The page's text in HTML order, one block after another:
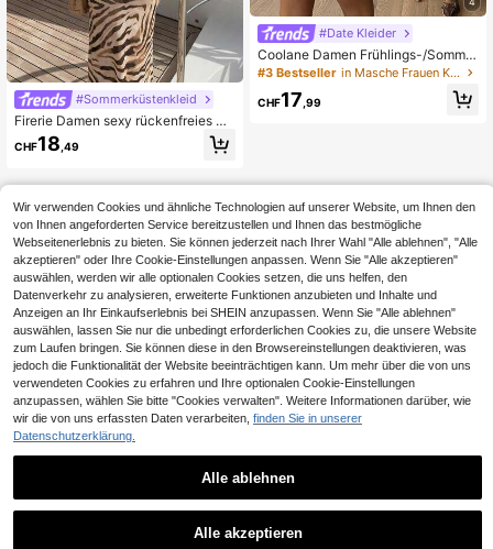
#Sommerküstenkleid
Firerie Damen sexy rückenfreies Bo
dycon-Kleid mit Perlenverzierung u
nd Zebra-Muster-Mesh, geeignet f
CHF18 ,49
#Date Kleider
Coolane Damen Frühlings-/Sommer
Konzert Outfit Party Streetwear Y2
Spitze Rüschen V-Ausschnitt Neck
#3 Bestseller in Masche Frauen Kleider
CHF17 ,99
Wir verwenden Cookies und ähnliche Technologien auf unserer Website, um Ihnen den
von Ihnen angeforderten Service bereitzustellen und Ihnen das bestmögliche
Webseitenerlebnis zu bieten. Sie können jederzeit nach Ihrer Wahl "Alle ablehnen", "Alle
akzeptieren" oder Ihre Cookie-Einstellungen anpassen. Wenn Sie "Alle akzeptieren"
auswählen, werden wir alle optionalen Cookies setzen, die uns helfen, den
Datenverkehr zu analysieren, erweiterte Funktionen anzubieten und Inhalte und
Anzeigen an Ihr Einkaufserlebnis bei SHEIN anzupassen. Wenn Sie "Alle ablehnen"
auswählen, lassen Sie nur die unbedingt erforderlichen Cookies zu, die unsere Website
zum Laufen bringen. Sie können diese in den Browsereinstellungen deaktivieren, was
jedoch die Funktionalität der Website beeinträchtigen kann. Um mehr über die von uns
verwendeten Cookies zu erfahren und Ihre optionalen Cookie-Einstellungen
anzupassen, wählen Sie bitte "Cookies verwalten". Weitere Informationen darüber, wie
wir die von uns erfassten Daten verarbeiten, finden Sie in unserer
Datenschutzerklärung.
Alle ablehnen
Alle akzeptieren